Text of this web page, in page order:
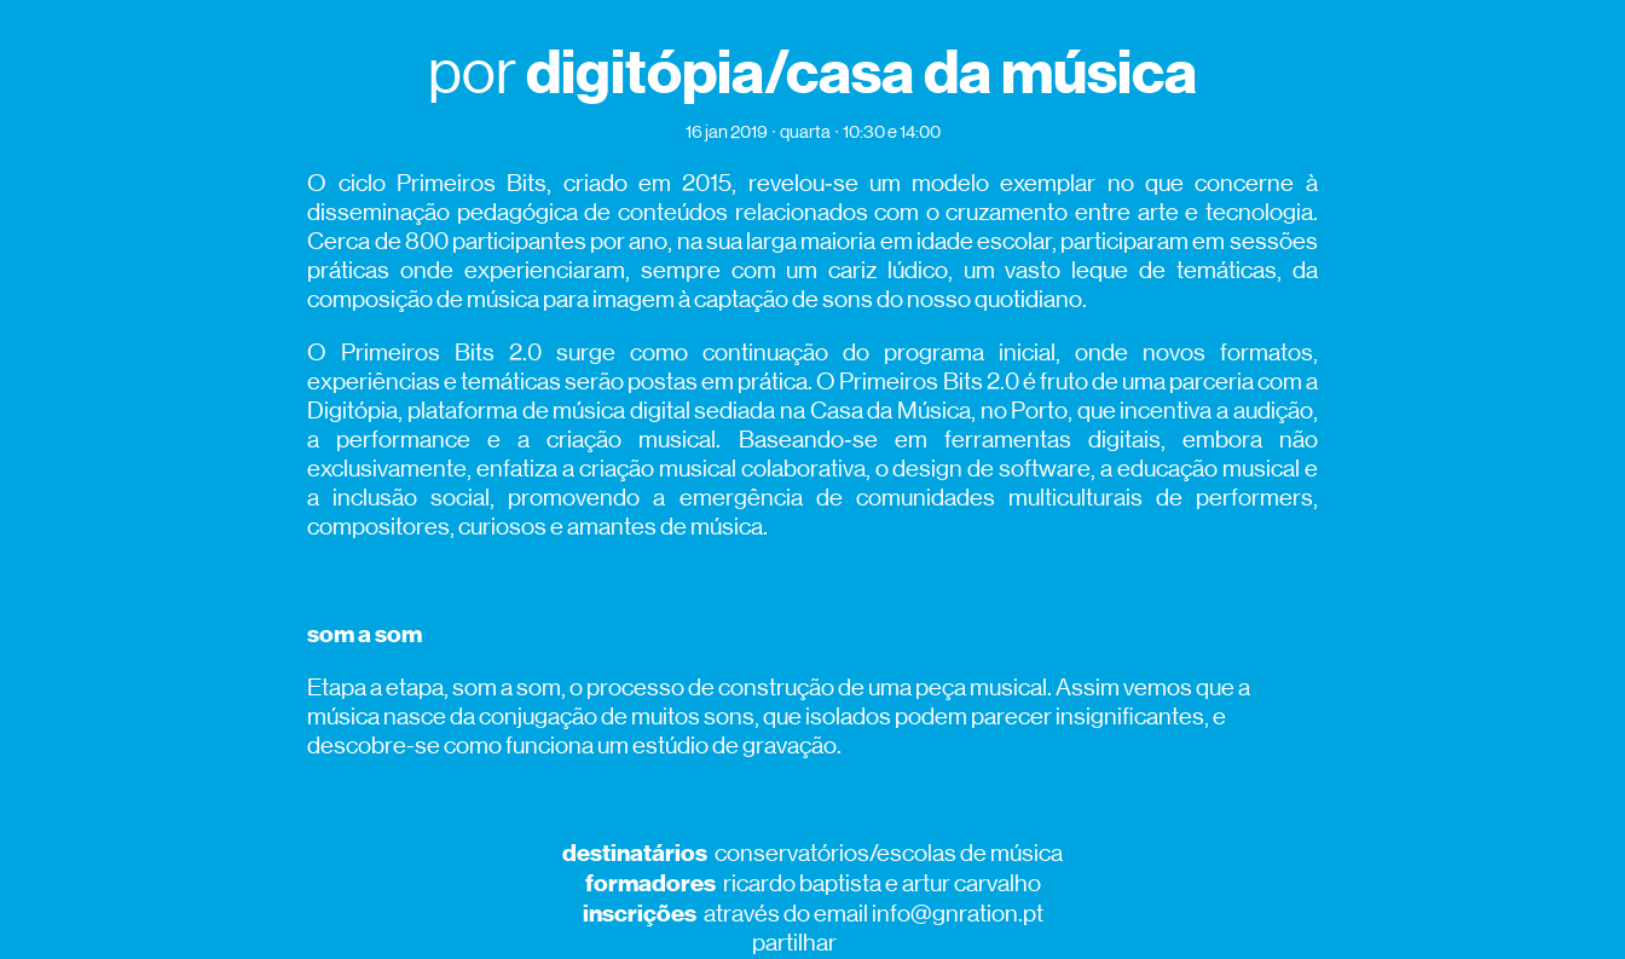
pordigitópia/casa da música
16 jan 2019 quarta 10:30 e 14:00
O ciclo Primeiros Bits, criado em 2015, revelou‑se um modelo exemplar no que concerne à
disseminação pedagógica de conteúdos relacionados com o cruzamento entre arte e tecnologia.
Cerca de 800 participantes por ano, na sua larga maioria em idade escolar, participaram em sessões
práticas onde experienciaram, sempre com um cariz lúdico, um vasto leque de temáticas, da
composição de música para imagem à captação de sons do nosso quotidiano.
O Primeiros Bits 2.0 surge como continuação do programa inicial, onde novos formatos,
experiências e temáticas serão postas em prática. O Primeiros Bits 2.0 é fruto de uma parceria com a
Digitópia, plataforma de música digital sediada na Casa da Música, no Porto, que incentiva a audição,
a performance e a criação musical. Baseando‑se em ferramentas digitais, embora não
exclusivamente, enfatiza a criação musical colaborativa, o design de software, a educação musical e
a inclusão social, promovendo a emergência de comunidades multiculturais de performers,
compositores, curiosos e amantes de música.
som a som
Etapa a etapa, som a som, o processo de construção de uma peça musical. Assim vemos que a
música nasce da conjugação de muitos sons, que isolados podem parecer insignificantes, e
descobre­-se como funciona um estúdio de gravação.
destinatários conservatórios/escolas de música
formadoresricardo baptista e artur carvalho
inscrições através do email info@gnration.pt
partilhar